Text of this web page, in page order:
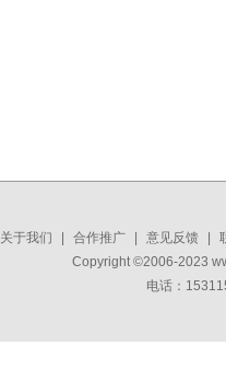
关于我们 合作推广 意见反馈
Copyright ©2006-2023
电话：